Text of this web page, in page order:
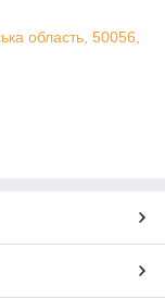
область, 50056,